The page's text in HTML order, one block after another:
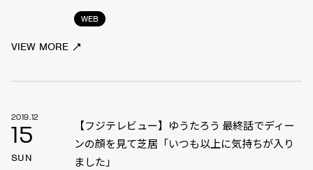
WEB
VIEW MORE
2019.12
15
SUN
【フジテレビュー】ゆうたろう 最終話でディー
ンの顔を見て芝居「いつも以上に気持ちが入り
ました」